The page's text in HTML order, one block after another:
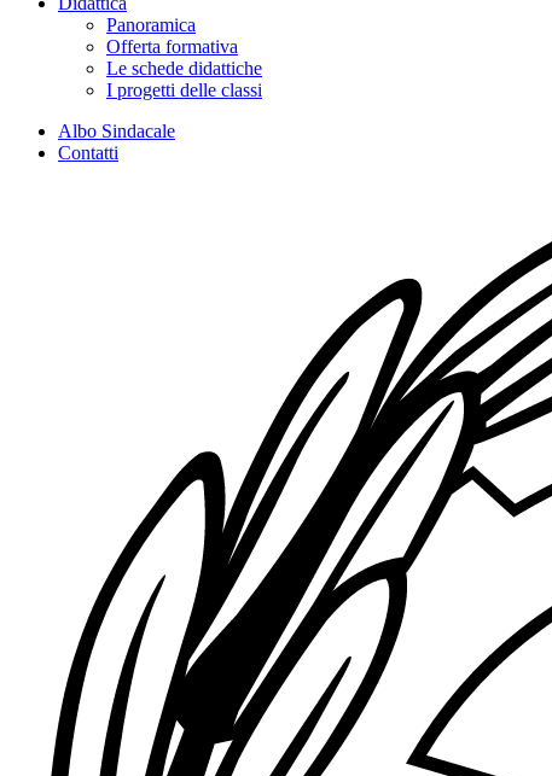
Panoramica
Offerta formativa
Le schede didattiche
I progetti delle classi
Albo Sindacale
Contatti